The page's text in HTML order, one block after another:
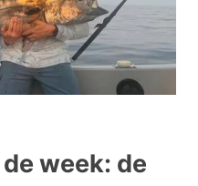
week: de